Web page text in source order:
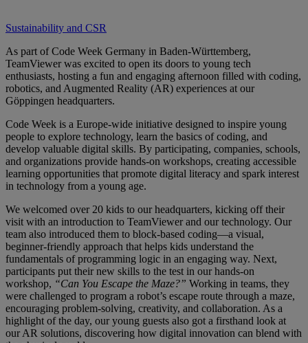
Sustainability and CSR
As part of Code Week Germany in Baden-Württemberg,
TeamViewer was excited to open its doors to young tech
enthusiasts, hosting a fun and engaging afternoon filled with coding,
robotics, and Augmented Reality (AR) experiences at our
Göppingen headquarters.
Code Week is a Europe-wide initiative designed to inspire young
people to explore technology, learn the basics of coding, and
develop valuable digital skills. By participating, companies, schools,
and organizations provide hands-on workshops, creating accessible
learning opportunities that promote digital literacy and spark interest
in technology from a young age.
We welcomed over 20 kids to our headquarters, kicking off their
visit with an introduction to TeamViewer and our technology. Our
team also introduced them to block-based coding—a visual,
beginner-friendly approach that helps kids understand the
fundamentals of programming logic in an engaging way. Next,
participants put their new skills to the test in our hands-on
workshop, “Can You Escape the Maze?” Working in teams, they
were challenged to program a robot’s escape route through a maze,
encouraging problem-solving, creativity, and collaboration. As a
highlight of the day, our young guests also got a firsthand look at
our AR solutions, discovering how digital innovation can blend with